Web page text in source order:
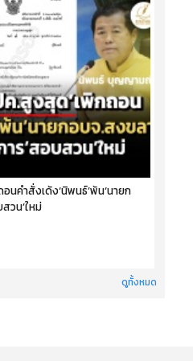
นคำสั่งเด้ง‘นิพนธ์’พ้น‘นายก
วน’ใหม่
ดูทั้งหมด